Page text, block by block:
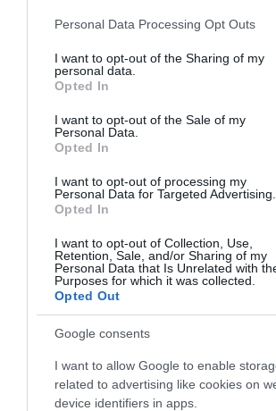
Please note that this website/app uses one
not limited to your visit or usage behaviour.
grant or deny consent to Google and its
use your data for below specified purposes
consent section.
Personal Data Processing Opt Outs
I want to opt-out of the Sharing of my
personal data.
Opted In
I want to opt-out of the Sale of my
Personal Data.
Opted In
I want to opt-out of processing my
Personal Data for Targeted Advertising.
Opted In
I want to opt-out of Collection, Use,
Retention, Sale, and/or Sharing of my
Personal Data that Is Unrelated with
Purposes for which it was collected.
Opted Out
Google consents
I want to allow Google to enable
related to advertising like cookies on
device identifiers in apps.
ΔΕΙΤΕ ΠΡΩΤΟΙΟΛΑ ΤΑ ΝΕΑ ΤΟΥ
Σχετικά άρθρα:
➤ Δήμητρα Κατσαφάδου: «Έχω
εμπιστοσύνη μου» – Οι πισώπλατες
➤ Γιατί μόνο οι άνθρωποι έχουν
λύνει ένα παλιό εξελικτικό αίνιγμα
➤ Οι άνθρωποι πιο «πιστοί» από
γορίλες – Πιο κοντά σε… σουρικάτες
➤ Μαρία Κορινθίου: «Οι άνθρωποι
υπάρχει πολλή ζήλεια και φθόνος»
➤ Πρώτη παγκοσμίως μεταμόσχευση
➤ Μπορεί η τεχνητή νοημοσύνη να μας
επικοινωνούμε καλύτερα με τα